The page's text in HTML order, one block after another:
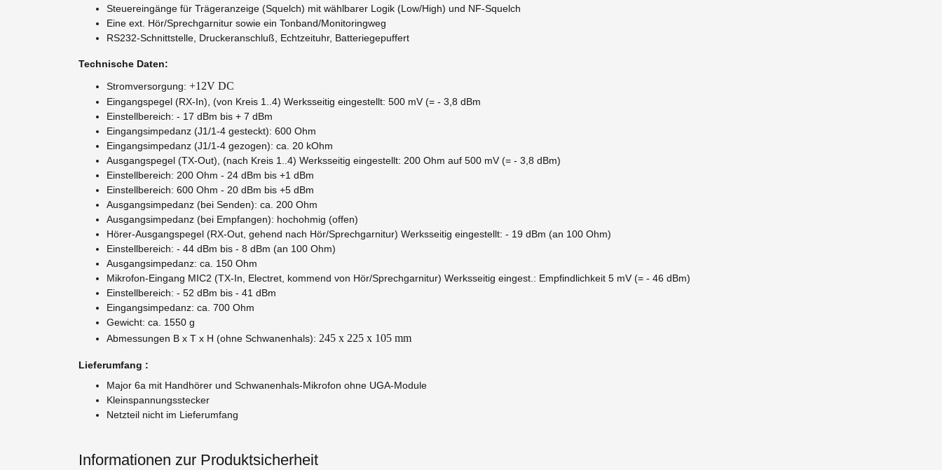
Steuereingänge für Trägeranzeige (Squelch) mit wählbarer Logik (Low/High) und NF-Squelch
Eine ext. Hör/Sprechgarnitur sowie ein Tonband/Monitoringweg
RS232-Schnittstelle, Druckeranschluß, Echtzeituhr, Batteriegepuffert
Technische Daten:
Stromversorgung: +12V DC
Eingangspegel (RX-In), (von Kreis 1..4) Werksseitig eingestellt: 500 mV (= - 3,8 dBm
Einstellbereich: - 17 dBm bis + 7 dBm
Eingangsimpedanz (J1/1-4 gesteckt): 600 Ohm
Eingangsimpedanz (J1/1-4 gezogen): ca. 20 kOhm
Ausgangspegel (TX-Out), (nach Kreis 1..4) Werksseitig eingestellt: 200 Ohm auf 500 mV (= - 3,8 dBm)
Einstellbereich: 200 Ohm - 24 dBm bis +1 dBm
Einstellbereich: 600 Ohm - 20 dBm bis +5 dBm
Ausgangsimpedanz (bei Senden): ca. 200 Ohm
Ausgangsimpedanz (bei Empfangen): hochohmig (offen)
Hörer-Ausgangspegel (RX-Out, gehend nach Hör/Sprechgarnitur) Werksseitig eingestellt: - 19 dBm (an 100 Ohm)
Einstellbereich: - 44 dBm bis - 8 dBm (an 100 Ohm)
Ausgangsimpedanz: ca. 150 Ohm
Mikrofon-Eingang MIC2 (TX-In, Electret, kommend von Hör/Sprechgarnitur) Werksseitig eingest.: Empfindlichkeit 5 mV (= - 46 dBm)
Einstellbereich: - 52 dBm bis - 41 dBm
Eingangsimpedanz: ca. 700 Ohm
Gewicht: ca. 1550 g
Abmessungen B x T x H (ohne Schwanenhals): 245 x 225 x 105 mm
Lieferumfang :
Major 6a mit Handhörer und Schwanenhals-Mikrofon ohne UGA-Module
Kleinspannungsstecker
Netzteil nicht im Lieferumfang
Informationen zur Produktsicherheit